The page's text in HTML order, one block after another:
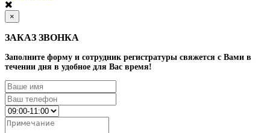
×
ЗАКАЗ ЗВОНКА
Заполните форму и сотрудник регистратуры свяжется с Вами в
течении дня в удобное для Вас время!